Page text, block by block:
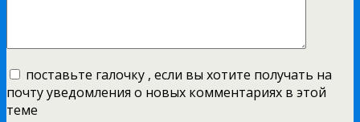
поставьте галочку , если вы хотите получать на
почту уведомления о новых комментариях в этой
теме